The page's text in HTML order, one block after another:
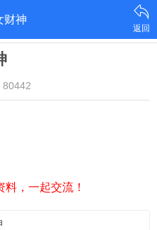
财神
返回
80442
，一起交流！